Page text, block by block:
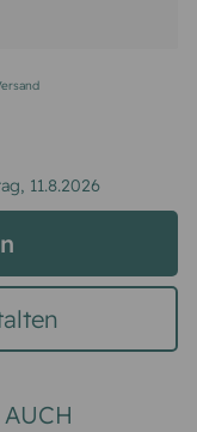
11.8.2026